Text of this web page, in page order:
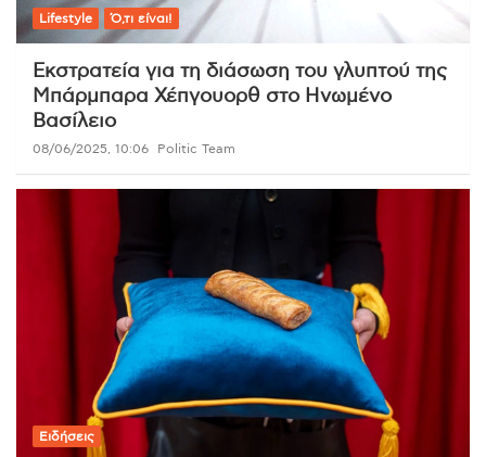
Lifestyle Ό,τι είναι!
Εκστρατεία για τη διάσωση του γλυπτού της
Μπάρμπαρα Χέπγουορθ στο Ηνωμένο
Βασίλειο
08/06/2025, 10:06 Politic Team
Ειδήσεις